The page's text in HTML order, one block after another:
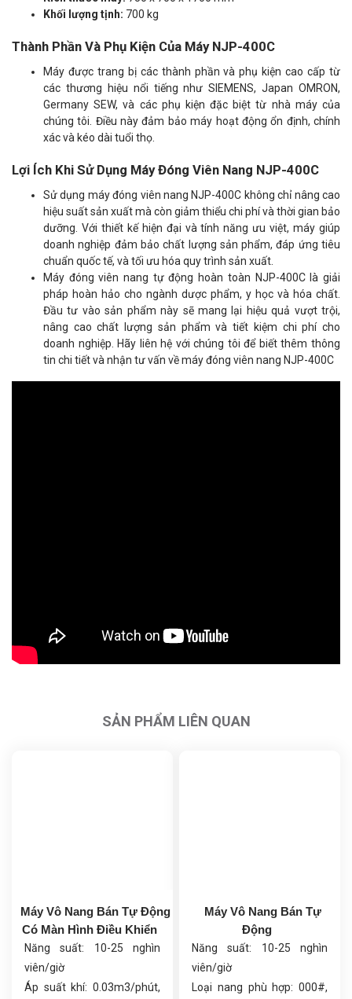
Khối lượng tịnh: 700 kg
Thành Phần Và Phụ Kiện Của Máy NJP-400C
Máy được trang bị các thành phần và phụ kiện cao cấp từ
các thương hiệu nổi tiếng như SIEMENS, Japan OMRON,
Germany SEW, và các phụ kiện đặc biệt từ nhà máy của
chúng tôi. Điều này đảm bảo máy hoạt động ổn định, chính
xác và kéo dài tuổi thọ.
Lợi Ích Khi Sử Dụng Máy Đóng Viên Nang NJP-400C
Sử dụng máy đóng viên nang NJP-400C không chỉ nâng cao
hiệu suất sản xuất mà còn giảm thiểu chi phí và thời gian bảo
dưỡng. Với thiết kế hiện đại và tính năng ưu việt, máy giúp
doanh nghiệp đảm bảo chất lượng sản phẩm, đáp ứng tiêu
chuẩn quốc tế, và tối ưu hóa quy trình sản xuất.
Máy đóng viên nang tự động hoàn toàn NJP-400C là giải
pháp hoàn hảo cho ngành dược phẩm, y học và hóa chất.
Đầu tư vào sản phẩm này sẽ mang lại hiệu quả vượt trội,
nâng cao chất lượng sản phẩm và tiết kiệm chi phí cho
doanh nghiệp. Hãy liên hệ với chúng tôi để biết thêm thông
tin chi tiết và nhận tư vấn về máy đóng viên nang NJP-400C
SẢN PHẨM LIÊN QUAN
Máy Vô Nang Bán Tự Động
Có Màn Hình Điều Khiển
Năng suất: 10-25 nghìn
viên/giờ
Áp suất khí: 0.03m3/phút,
Máy Vô Nang Bán Tự
Động
Năng suất: 10-25 nghìn
viên/giờ
Loại nang phù hợp: 000#,